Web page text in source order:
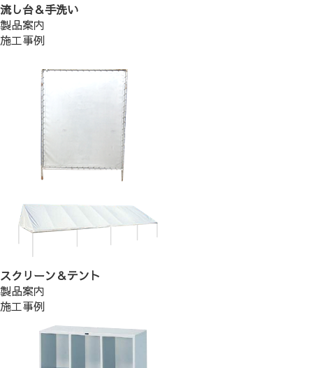
流し台＆手洗い
製品案内
施工事例
スクリーン＆テント
製品案内
施工事例